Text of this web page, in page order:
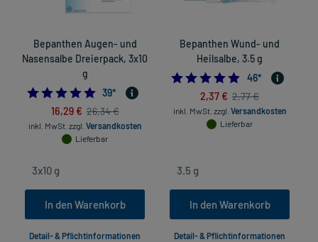
Bepanthen Augen- und
Nasensalbe Dreierpack, 3x10
g
4.9743589743589745
39*
16,29 € 26,34 €
inkl. MwSt. zzgl. Versandkosten
Lieferbar
In den Warenkorb
Detail- & Pflichtinformationen
Bepanthen Wund- und
Heilsalbe, 3.5 g
5.0
46*
2,37 € 2,77 €
inkl. MwSt. zzgl. Versandkosten
Lieferbar
In den Warenkorb
Detail- & Pflichtinformationen